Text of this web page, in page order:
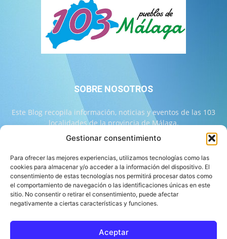
Gestionar consentimiento
Para ofrecer las mejores experiencias, utilizamos tecnologías como las
cookies para almacenar y/o acceder a la información del dispositivo. El
consentimiento de estas tecnologías nos permitirá procesar datos como
el comportamiento de navegación o las identificaciones únicas en este
sitio. No consentir o retirar el consentimiento, puede afectar
negativamente a ciertas características y funciones.
Aceptar
SOBRE NOSOTROS
Este Blog recopila información, noticias y eventos de las 103
localidades de la provincia de Málaga.
Contáctanos:info@103malaga.com
SÍGUENOS